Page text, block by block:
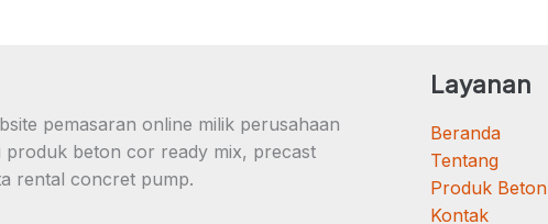
pemasaran online milik perusahaan
produk beton cor ready mix, precast
rental concret pump.
Layanan
Beranda
Tentang
Produk Beton
Kontak